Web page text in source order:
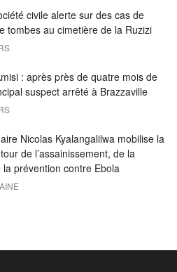
civile alerte sur des cas de
tombes au cimetière de la Ruzizi
: après près de quatre mois de
suspect arrêté à Brazzaville
Nicolas Kyalangalilwa mobilise la
de l’assainissement, de la
prévention contre Ebola